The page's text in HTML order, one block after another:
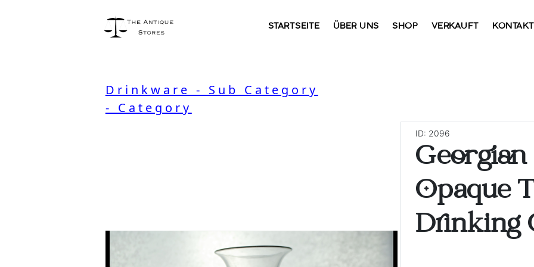
STARTSEITE ÜBER UNS SHOP VERKAUFT KONTAKT
Drinkware - Sub Category
- Category
ID: 2096
Opaque
Drinking